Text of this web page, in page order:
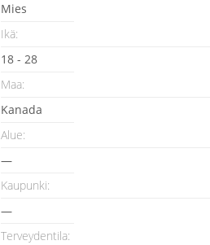
Mies
Ikä:
18 - 28
Maa:
Kanada
Alue:
—
Kaupunki:
—
Terveydentila: